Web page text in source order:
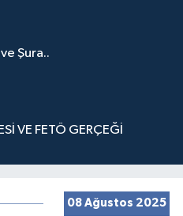
Şura..
VE FETÖ GERÇEĞİ
08 Ağustos 2025